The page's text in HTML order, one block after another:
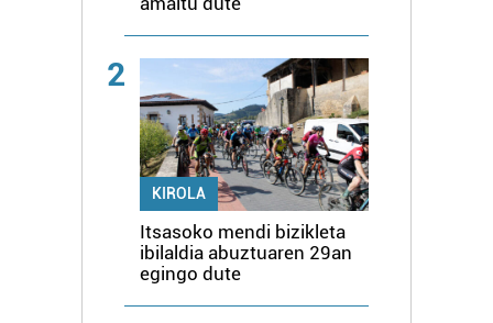
2
KIROLA
Itsasoko mendi bizikleta
ibilaldia abuztuaren 29an
egingo dute